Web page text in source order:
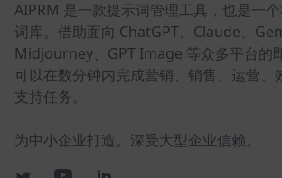
AIPRM 是一款提示词管理工具，也是一
词库。借助面向 ChatGPT、Claude、
Midjourney、GPT Image 等众多平台的
可以在数分钟内完成营销、销售、运营、
支持任务。
为中小企业打造。深受大型企业信赖。